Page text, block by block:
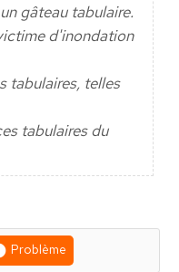
gâteau tabulaire.
d'inondation
tabulaires, telles
tabulaires du
Problème